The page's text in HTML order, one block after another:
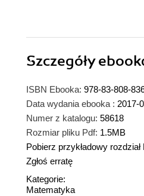
Szczegóły
ISBN Ebooka: 978-83-808-
Data wydania ebooka : 2017-
Numer z katalogu: 58618
Rozmiar pliku Pdf: 1.5MB
Pobierz przykładowy rozdział
Zgłoś erratę
Kategorie:
Matematyka